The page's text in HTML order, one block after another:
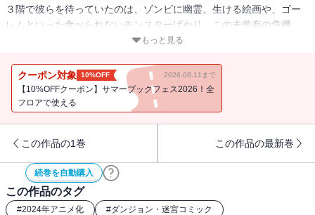
３階で彼らを待っていたのは、ゾンビに幽霊、生ける絵画や、ゴー
レムといった食べられないモンスターばかり。この未曾有の危機
を、どう乗り越えるのか!? 知られざる魔物の生態と、食への活用法
ぐ。はらぺこダンジョンファンタジー第２巻！
もっと見る
クーポン対象 10%OFF 2026.08.11まで
【10%OFFクーポン】サマーブックフェス2026！全
フロアで使える
この作品の1巻 この作品の最新巻
続巻を自動購入
この作品のタグ
#2024年アニメ化 #ダンジョン・迷宮コミック